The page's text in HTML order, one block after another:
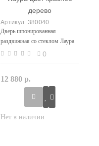
380040
Дверь шпонированная
раздвижная со стеклом Лаура
цвет красное дерево
0
12 880 р.